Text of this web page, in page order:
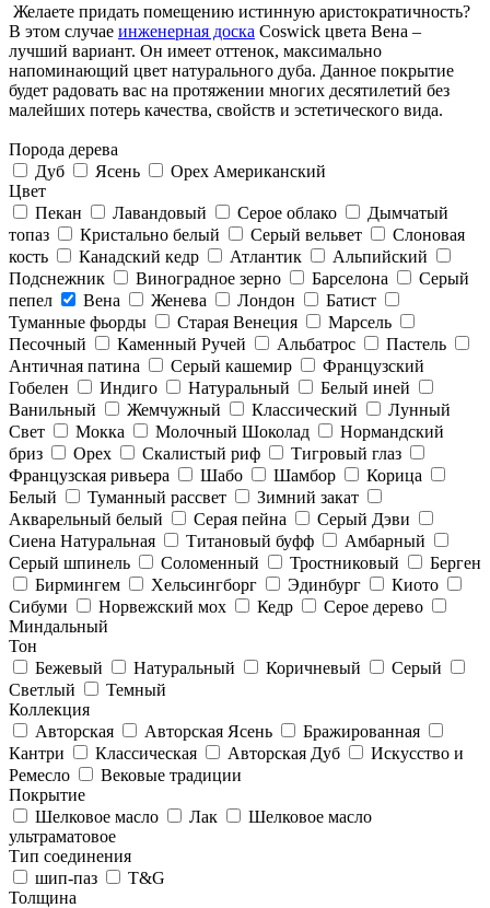
Желаете придать помещению истинную аристократичность?
В этом случае инженерная доска Coswick цвета Вена –
лучший вариант. Он имеет оттенок, максимально
напоминающий цвет натурального дуба. Данное покрытие
будет радовать вас на протяжении многих десятилетий без
малейших потерь качества, свойств и эстетического вида.
Порода дерева
Дуб
Ясень
Орех Американский
Цвет
Пекан
Лавандовый Серое облако
Дымчатый
топаз
Кристально белый Серый вельвет
Слоновая
кость
Канадский кедр Атлантик
Альпийский
Подснежник
Виноградное зерно Барселона
Серый
пепел
Вена Женева Лондон
Батист
Туманные фьорды
Старая Венеция
Марсель
Песочный
Каменный Ручей Альбатрос
Пастель
Античная патина
Серый кашемир
Французский
Гобелен
Индиго Натуральный
Белый иней
Ванильный
Жемчужный Классический
Лунный
Свет
Мокка Молочный Шоколад
Нормандский
бриз
Орех Скалистый риф
Тигровый глаз
Французская ривьера
Шабо Шамбор
Корица
Белый
Туманный рассвет
Зимний закат
Акварельный белый
Серая пейна
Серый Дэви
Сиена Натуральная
Титановый буфф
Амбарный
Серый шпинель
Соломенный Тростниковый
Берген
Бирмингем
Хельсингборг Эдинбург
Киото
Сибуми
Норвежский мох Кедр
Серое дерево
Миндальный
Тон
Бежевый
Натуральный Коричневый
Серый
Светлый
Темный
Коллекция
Авторская
Авторская Ясень
Бражированная
Кантри
Классическая Авторская Дуб
Искусство и
Ремесло
Вековые традиции
Покрытие
Шелковое масло
Лак
Шелковое масло
ультраматовое
Тип соединения
шип-паз
T&G
Толщина